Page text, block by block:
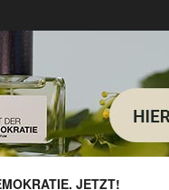
JETZT!